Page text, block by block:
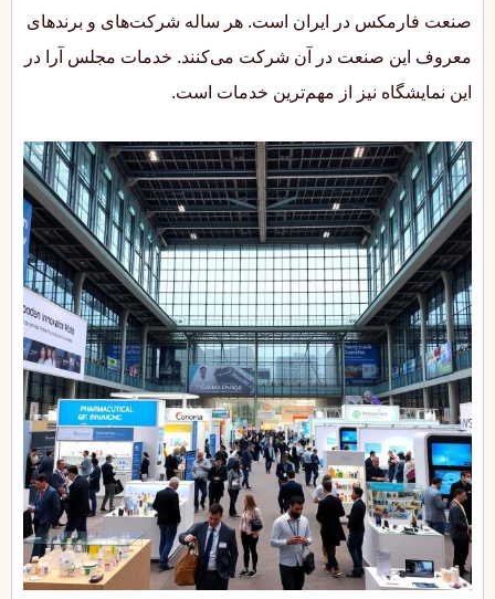
صنعت فارمکس در ایران است. هر ساله شرکت‌های و برندهای
معروف این صنعت در آن شرکت می‌کنند. خدمات مجلس آرا در
این نمایشگاه نیز از مهم‌ترین خدمات است.